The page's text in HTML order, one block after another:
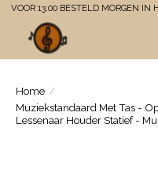
VOOR 13:00 BESTELD MORGEN IN
Home /
Muziekstandaard Met Tas -
Lessenaar Houder Statief -